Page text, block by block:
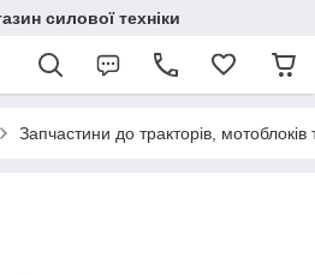
силової техніки
Запчастини до тракторів,